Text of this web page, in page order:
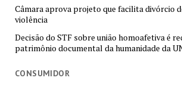
Câmara aprova projeto que facilita divórcio
violência
Decisão do STF sobre união homoafetiva é
patrimônio documental da humanidade da
CONSUMIDOR